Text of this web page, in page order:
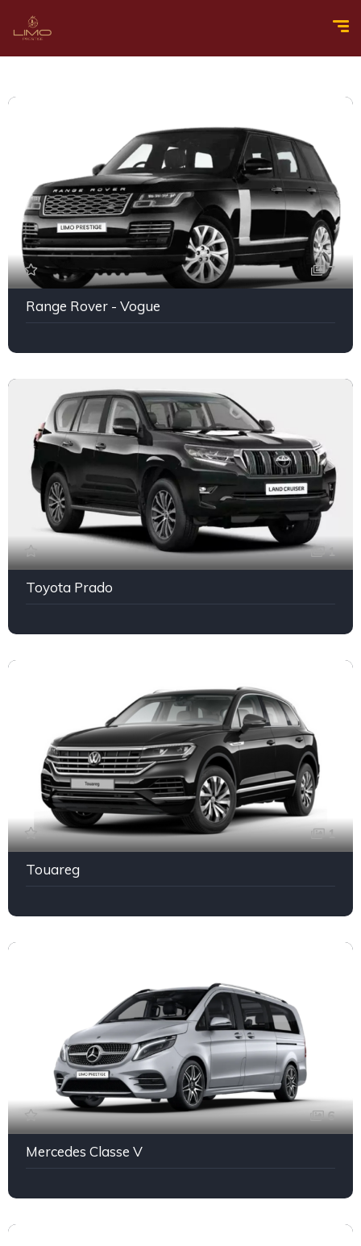
7
Range Rover - Vogue
1
Toyota Prado
1
Touareg
6
Mercedes Classe V